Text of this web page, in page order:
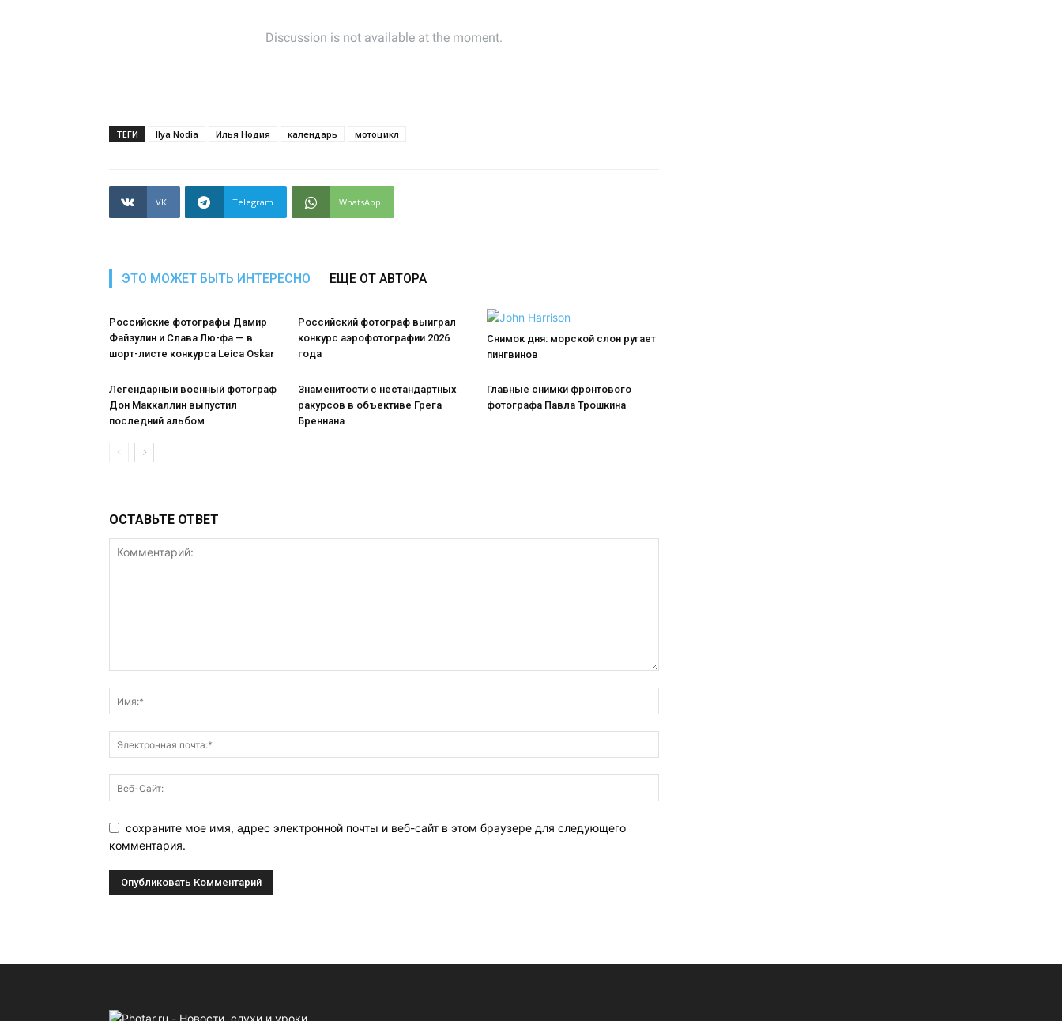
ТЕГИ Ilya Nodia Илья Нодия календарь мотоцикл
VK Telegram WhatsApp
ЭТО МОЖЕТ БЫТЬ ИНТЕРЕСНО ЕЩЕ ОТ АВТОРА
Российские фотографы Дамир
Файзулин и Слава Лю-фа — в
шорт-листе конкурса Leica Oskar
Российский фотограф выиграл
конкурс аэрофотографии 2026
года
Снимок дня: морской слон ругает
пингвинов
Легендарный военный фотограф
Дон Маккаллин выпустил
последний альбом
Знаменитости с нестандартных
ракурсов в объективе Грега
Бреннана
Главные снимки фронтового
фотографа Павла Трошкина
ОСТАВЬТЕ ОТВЕТ
сохраните мое имя, адрес электронной почты и веб-сайт в этом браузере для следующего
комментария.